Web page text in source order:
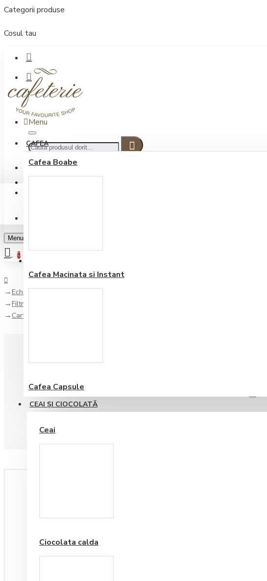
Categorii produse
Cosul tau
Contul meu
Menu
CAFEA
Cafea Boabe
Cafea Macinata si Instant
Cafea Capsule
CEAI ŞI CIOCOLATĂ
Ceai
Ciocolata calda
CONECTARE
Menu
0
Echipamente pentru bar
Filtre de apa
Cartus Filtrant Brita Purity C500 Finest 3.414 L*